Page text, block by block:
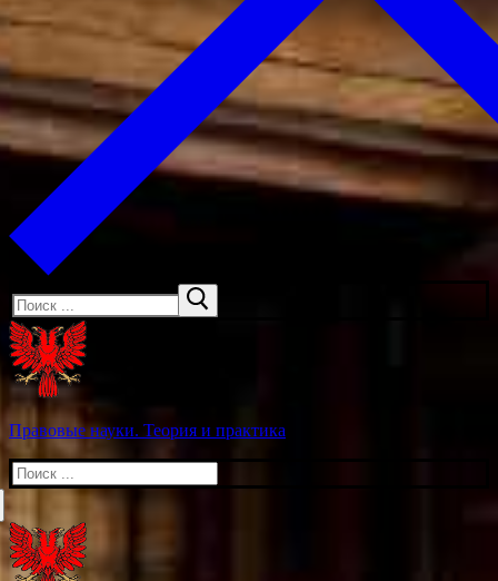
Искать:
Правовые науки. Теория и практика
Искать: